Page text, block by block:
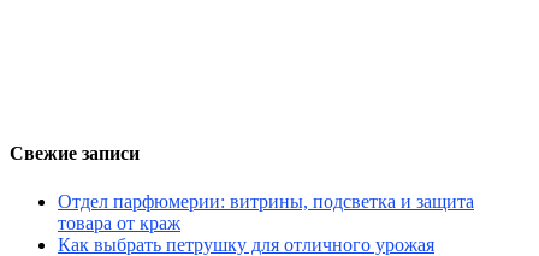
Свежие записи
Отдел парфюмерии: витрины, подсветка и защита
товара от краж
Как выбрать петрушку для отличного урожая